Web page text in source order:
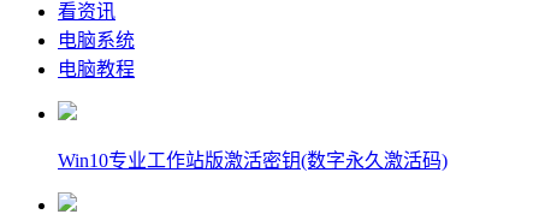
看资讯
电脑系统
电脑教程
Win10专业工作站版激活密钥(数字永久激活码)